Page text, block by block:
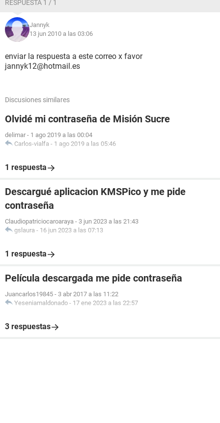
RESPUESTA 1 / 1
Jannyk
13 jun 2010 a las 03:06
enviar la respuesta a este correo x favor
jannyk12@hotmail.es
Discusiones similares
Olvidé mi contraseña de Misión Sucre
delimar - 1 ago 2019 a las 00:04
Carlos-vialfa - 1 ago 2019 a las 05:46
1 respuesta
Descargué aplicacion KMSPico y me pide
contraseña
Claudiopatriciocaroaraya - 3 jun 2023 a las 21:43
gslaura - 16 jun 2023 a las 07:13
1 respuesta
Película descargada me pide contraseña
Juancarlos19845 - 3 abr 2017 a las 11:22
Yeseniamaldonado - 17 ene 2023 a las 22:57
3 respuestas